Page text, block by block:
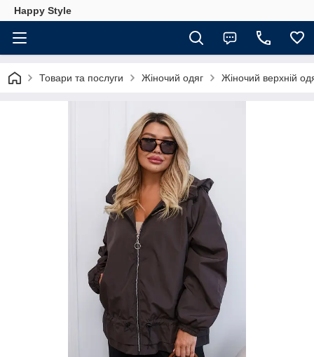
Happy Style
Товари та послуги Жіночий одяг Жіночий верхній